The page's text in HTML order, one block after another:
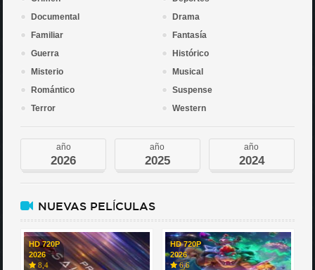
Documental
Drama
Familiar
Fantasía
Guerra
Histórico
Misterio
Musical
Romántico
Suspense
Terror
Western
año
2026
año
2025
año
2024
NUEVAS PELÍCULAS
HD 720P
2026
8,4
HD 720P
2026
6,6